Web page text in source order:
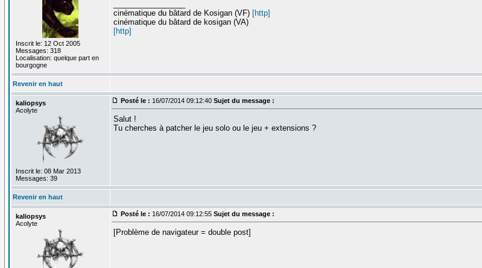
Inscrit le: 12 Oct 2005
Messages: 318
Localisation: quelque part en
bourgogne
cinématique du bâtard de Kosigan (VF) [http]
cinématique du bâtard de kosigan (VA)
[http]
Revenir en haut
kaliopsys
Acolyte
Inscrit le: 08 Mar 2013
Messages: 39
Posté le : 16/07/2014 09:12:40 Sujet du message :
Salut !
Tu cherches à patcher le jeu solo ou le jeu + extensions ?
Revenir en haut
kaliopsys
Acolyte
Posté le : 16/07/2014 09:12:55 Sujet du message :
[Problème de navigateur = double post]